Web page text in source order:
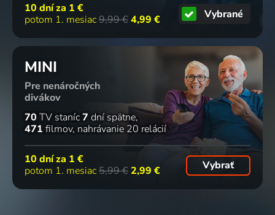
10 dní za 1 €
potom 1. mesiac9,99 €4,99 € Vybrané
MINI
Pre nenáročných
divákov
70 TV staníc7 dní spätne
471 filmov nahrávanie 20 relácií
10 dní za 1 €
potom 1. mesiac5,99 € 2,99 € Vybrať